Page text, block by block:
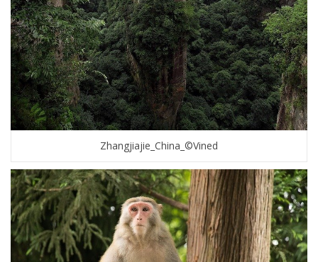
Zhangjiajie_China_©Vined